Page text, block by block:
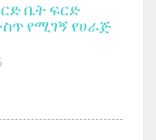
ቤት ፍርድ
የሚገኝ የሀራጅ